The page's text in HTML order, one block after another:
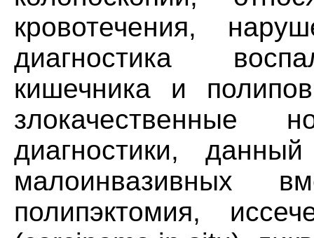
кровотечения,
диагностика
кишечника и
злокачественные
диагностики,
малоинвазивных
полипэктомия,